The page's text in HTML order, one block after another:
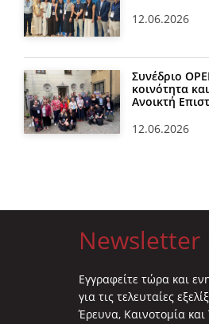
12.06.2026
Συνέδριο
κοινότητα
Ανοικτή
12.06.2026
Newsletter
Eγγραφείτε τώρα και
για τις τελευταίες
Έρευνα, Καινοτομία και